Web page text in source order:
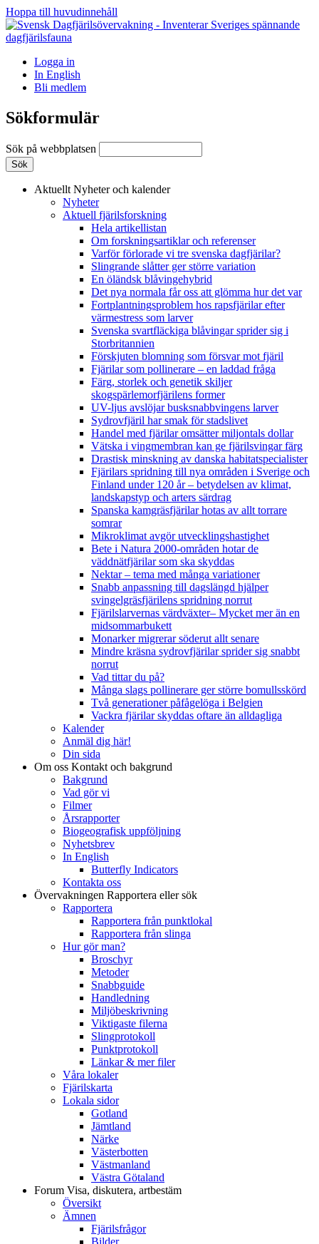
Hoppa till huvudinnehåll
Logga in
In English
Bli medlem
Sökformulär
Sök på webbplatsen
Aktuellt Nyheter och kalender
Nyheter
Aktuell fjärilsforskning
Hela artikellistan
Om forskningsartiklar och referenser
Varför förlorade vi tre svenska dagfjärilar?
Slingrande slåtter ger större variation
En öländsk blåvingehybrid
Det nya normala får oss att glömma hur det var
Fortplantningsproblem hos rapsfjärilar efter
värmestress som larver
Svenska svartfläckiga blåvingar sprider sig i
Storbritannien
Förskjuten blomning som försvar mot fjäril
Fjärilar som pollinerare – en laddad fråga
Färg, storlek och genetik skiljer
skogspärlemorfjärilens former
UV-ljus avslöjar busksnabbvingens larver
Sydrovfjäril har smak för stadslivet
Handel med fjärilar omsätter miljontals dollar
Vätska i vingmembran kan ge fjärilsvingar färg
Drastisk minskning av danska habitatspecialister
Fjärilars spridning till nya områden i Sverige och
Finland under 120 år– betydelsen av klimat,
landskapstyp och arters särdrag
Spanska kamgräsfjärilar hotas av allt torrare
somrar
Mikroklimat avgör utvecklingshastighet
Bete i Natura 2000-områden hotar de
väddnätfjärilar som ska skyddas
Nektar – tema med många variationer
Snabb anpassning till dagslängd hjälper
svingelgräsfjärilens spridning norrut
Fjärilslarvernas värdväxter– Mycket mer än en
midsommarbukett
Monarker migrerar söderut allt senare
Mindre kräsna sydrovfjärilar sprider sig snabbt
norrut
Vad tittar du på?
Många slags pollinerare ger större bomullsskörd
Två generationer påfågelöga i Belgien
Vackra fjärilar skyddas oftare än alldagliga
Kalender
Anmäl dig här!
Din sida
Om oss Kontakt och bakgrund
Bakgrund
Vad gör vi
Filmer
Årsrapporter
Biogeografisk uppföljning
Nyhetsbrev
In English
Butterfly Indicators
Kontakta oss
Övervakningen Rapportera eller sök
Rapportera
Rapportera från punktlokal
Rapportera från slinga
Hur gör man?
Broschyr
Metoder
Snabbguide
Handledning
Miljöbeskrivning
Viktigaste filerna
Slingprotokoll
Punktprotokoll
Länkar & mer filer
Våra lokaler
Fjärilskarta
Lokala sidor
Gotland
Jämtland
Närke
Västerbotten
Västmanland
Västra Götaland
Forum Visa, diskutera, artbestäm
Översikt
Ämnen
Fjärilsfrågor
Bilder